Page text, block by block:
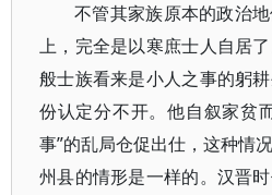
不管其家族原本的政治
上，完全是以寒庶士人自居
般士族看来是小人之事的躬
份认定分不开。他自叙家贫
事”的乱局仓促出仕，这种情
州县的情形是一样的。汉晋